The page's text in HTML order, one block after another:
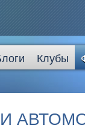
Клубы